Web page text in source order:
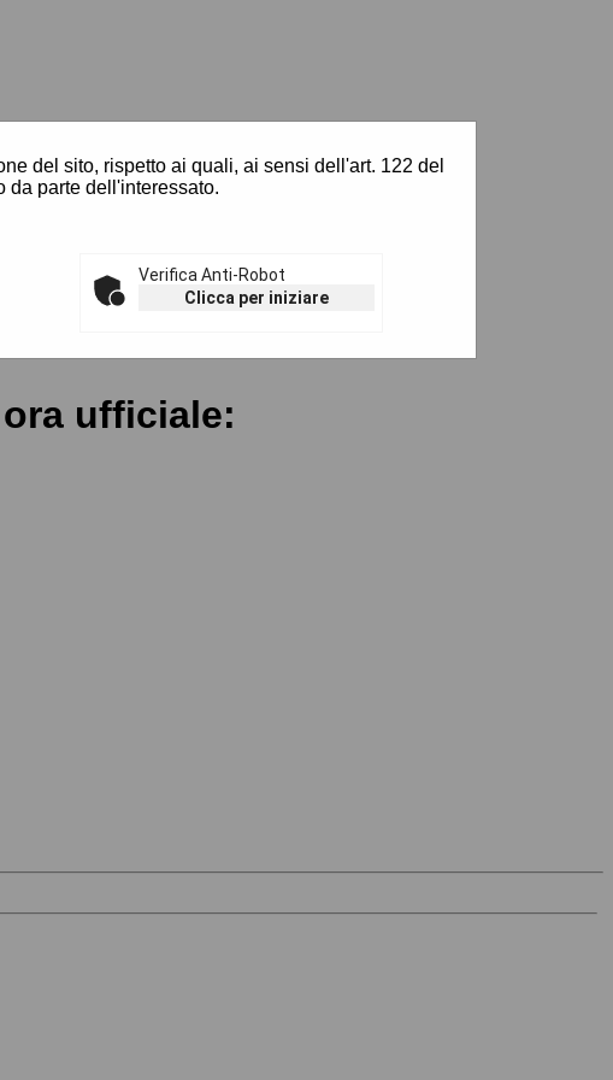
ufficiale:
del sito, rispetto ai quali, ai sensi dell'art. 122 del
da parte dell'interessato.
Verifica Anti-Robot
Clicca per iniziare